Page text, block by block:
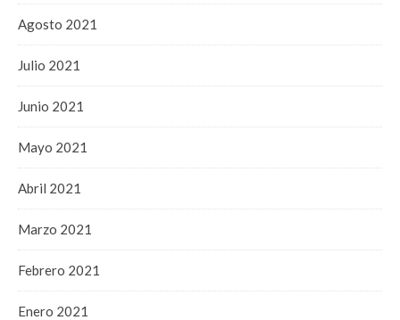
Agosto 2021
Julio 2021
Junio 2021
Mayo 2021
Abril 2021
Marzo 2021
Febrero 2021
Enero 2021